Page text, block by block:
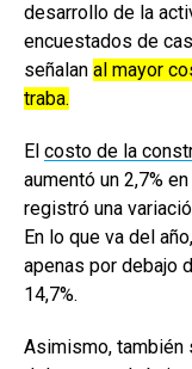
desarrollo de la
encuestados de
señalan al mayor
traba.
El costo de la
aumentó un 2,7%
registró una
En lo que va del año,
apenas por debajo
14,7%.
Asimismo, también